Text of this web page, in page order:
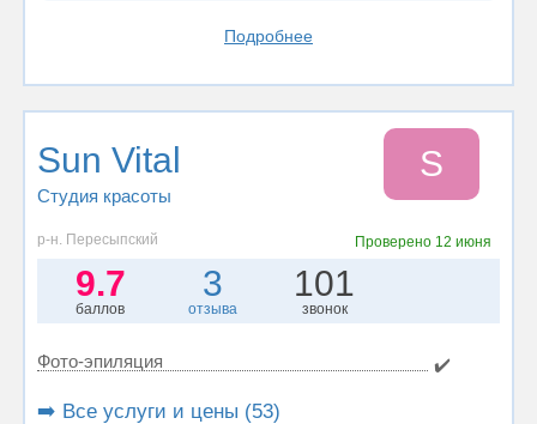
Подробнее
Sun Vital
Студия красоты
S
р-н. Пересыпский Проверено 12 июня
9.7
баллов
3
отзыва
101
звонок
Фото-эпиляция ✔️
➡️ Все услуги и цены (53)